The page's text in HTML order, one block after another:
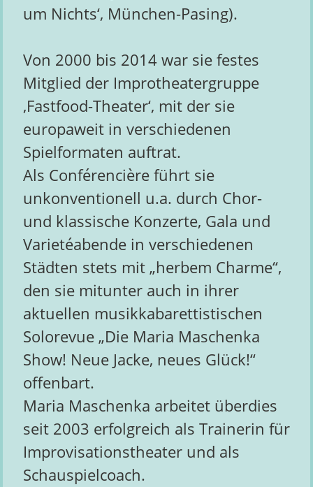
um Nichts‘, München-Pasing).
Von 2000 bis 2014 war sie festes
Mitglied der Improtheatergruppe
‚Fastfood-Theater‘, mit der sie
europaweit in verschiedenen
Spielformaten auftrat.
Als Conférencière führt sie
unkonventionell u.a. durch Chor-
und klassische Konzerte, Gala und
Varietéabende in verschiedenen
Städten stets mit „herbem Charme“,
den sie mitunter auch in ihrer
aktuellen musikkabarettistischen
Solorevue „Die Maria Maschenka
Show! Neue Jacke, neues Glück!“
offenbart.
Maria Maschenka arbeitet überdies
seit 2003 erfolgreich als Trainerin für
Improvisationstheater und als
Schauspielcoach.